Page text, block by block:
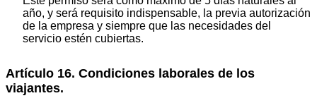
año, y será requisito indispensable, la previa autorización
de la empresa y siempre que las necesidades del
servicio estén cubiertas.
Artículo 16. Condiciones laborales de los
viajantes.